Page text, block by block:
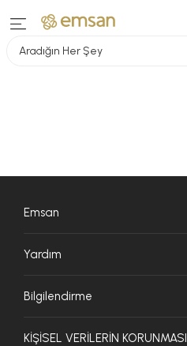
Aradığın Her Şey
Emsan
Yardım
Bilgilendirme
KİŞİSEL VERİLERİN KORUNMASI